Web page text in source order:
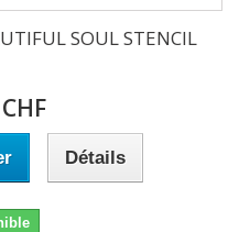
SOUL STENCIL
Détails